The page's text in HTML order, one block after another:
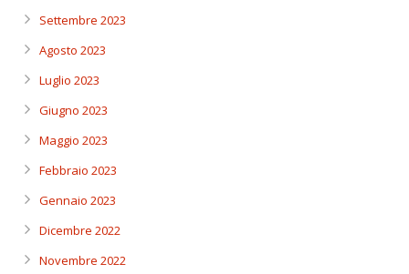
Settembre 2023
Agosto 2023
Luglio 2023
Giugno 2023
Maggio 2023
Febbraio 2023
Gennaio 2023
Dicembre 2022
Novembre 2022